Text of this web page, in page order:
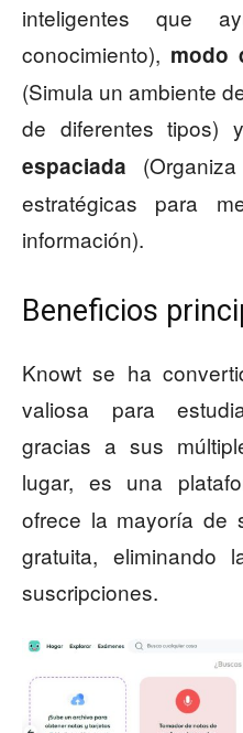
inteligentes que
conocimiento), modo
(Simula un ambiente
de diferentes tipos) y
espaciada
estratégicas para
información).
Beneficios
Knowt se ha
valiosa para
gracias a sus
lugar, es una
ofrece la mayoría de
gratuita, eliminando
suscripciones.